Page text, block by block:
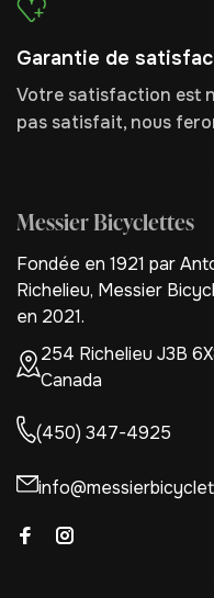
Garantie de
Votre satisfaction est
pas satisfait, nous
Messier Bicyclettes
Fondée en 1921 par
Richelieu, Messier
en 2021.
254 Richelieu J3B
Canada
(450) 347-4925